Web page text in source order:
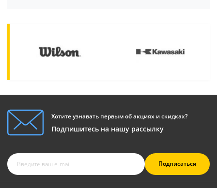
Хотите узнавать первым об акциях и скидках?
Подпишитесь на нашу рассылку
Подписаться